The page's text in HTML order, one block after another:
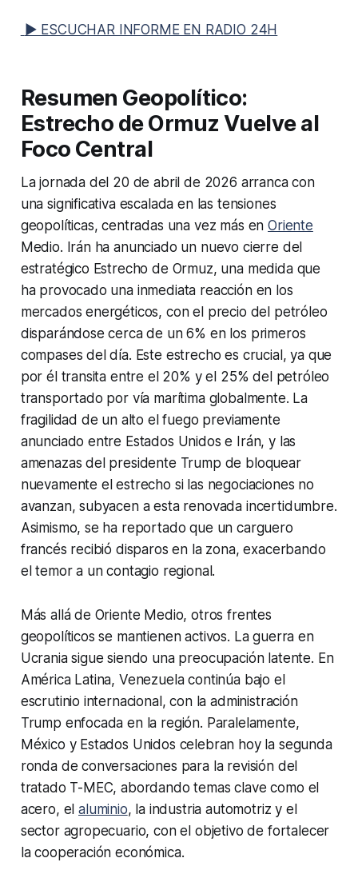
▶ ESCUCHAR INFORME EN RADIO 24H
Resumen Geopolítico:
Estrecho de Ormuz Vuelve al
Foco Central
La jornada del 20 de abril de 2026 arranca con
una significativa escalada en las tensiones
geopolíticas, centradas una vez más enOriente
Medio. Irán ha anunciado un nuevo cierre del
estratégico Estrecho de Ormuz, una medida que
ha provocado una inmediata reacción en los
mercados energéticos, con el precio del petróleo
disparándose cerca de un 6% en los primeros
compases del día. Este estrecho es crucial, ya que
por él transita entre el 20% y el 25% del petróleo
transportado por vía marítima globalmente. La
fragilidad de un alto el fuego previamente
anunciado entre Estados Unidos e Irán, y las
amenazas del presidente Trump de bloquear
nuevamente el estrecho si las negociaciones no
avanzan, subyacen a esta renovada incertidumbre.
Asimismo, se ha reportado que un carguero
francés recibió disparos en la zona, exacerbando
el temor a un contagio regional.
Más allá de Oriente Medio, otros frentes
geopolíticos se mantienen activos. La guerra en
Ucrania sigue siendo una preocupación latente. En
América Latina, Venezuela continúa bajo el
escrutinio internacional, con la administración
Trump enfocada en la región. Paralelamente,
México y Estados Unidos celebran hoy la segunda
ronda de conversaciones para la revisión del
tratado T-MEC, abordando temas clave como el
acero, elaluminio, la industria automotriz y el
sector agropecuario, con el objetivo de fortalecer
la cooperación económica.